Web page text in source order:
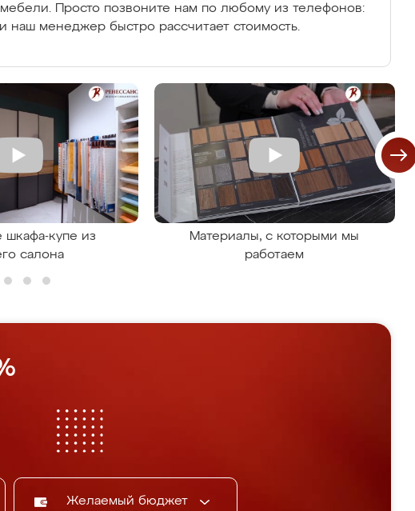
Просто позвоните нам по любому из телефонов:
наш менеджер быстро рассчитает стоимость.
шкафа-купе из
салона
Материалы, с которыми мы
работаем
Желаемый бюджет